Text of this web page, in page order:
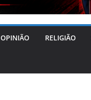
OPINIÃO RELIGIÃO